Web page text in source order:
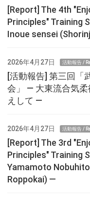
[Report] The 4th
Principles" Training
Inoue sensei
2026年4月27日 活動報告 /
[活動報告] 第三回「
会」 ― 大東流合気
えして ―
2026年4月27日 活動報告 /
[Report] The 3rd
Principles" Training
Yamamoto
Roppokai) —